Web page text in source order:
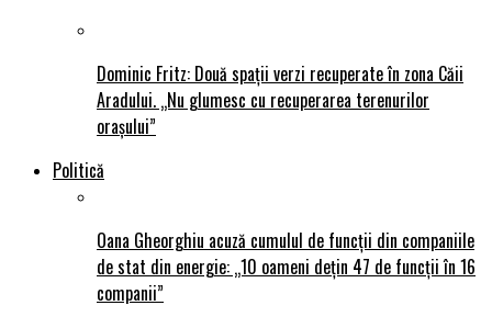
Dominic Fritz: Două spații verzi recuperate în zona Căii
Aradului. „Nu glumesc cu recuperarea terenurilor
orașului”
Politică
Oana Gheorghiu acuză cumulul de funcții din companiile
de stat din energie: „10 oameni dețin 47 de funcții în 16
companii”